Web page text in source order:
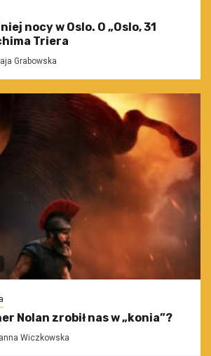
nocy w Oslo. O „Oslo, 31
Triera
Grabowska
Nolan zrobił nas w „konia”?
Wiczkowska